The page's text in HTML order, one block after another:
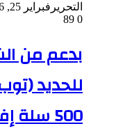
التحرير فبراير 25, 2026
0
بدعم من
للحديد
500 سلة إفطار رمضانية